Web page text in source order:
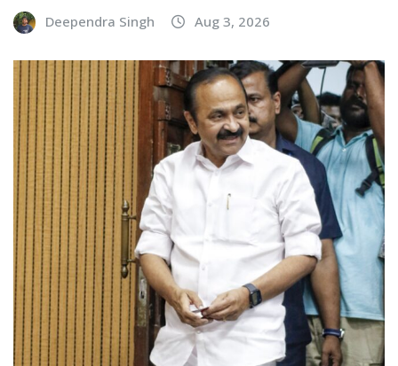
Deependra Singh Aug 3, 2026